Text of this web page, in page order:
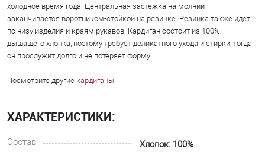
холодное время года. Центральная застежка на молнии
заканчивается воротником-стойкой на резинке. Резинка также идет
по низу изделия и краям рукавов. Кардиган состоит из 100%
дышащего хлопка, поэтому требует деликатного ухода и стирки, тогда
он прослужит долго и не потеряет форму.
Посмотрите другие кардиганы.
ХАРАКТЕРИСТИКИ:
Состав
Хлопок: 100%